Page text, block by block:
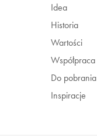
Idea
Historia
Wartości
Współpraca
Do pobrania
Inspiracje